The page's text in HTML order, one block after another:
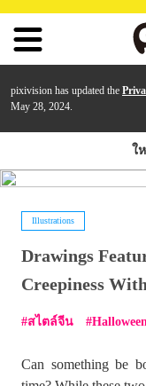
pixivision has updated the
May 28, 2024.
ใ
Illustrations
Drawings
Creepiness
สไตล์จีน
Can something be